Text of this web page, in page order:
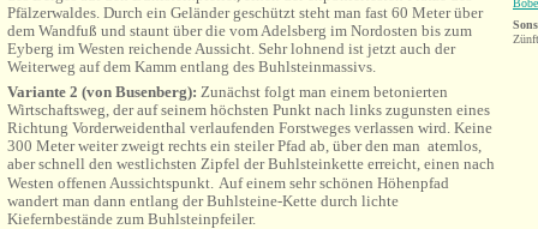
Pfälzerwaldes. Durch ein Geländer geschützt steht man fast 60 Meter über
dem Wandfuß und staunt über die vom Adelsberg im Nordosten bis zum
Eyberg im Westen reichende Aussicht. Sehr lohnend ist jetzt auch der
Weiterweg auf dem Kamm entlang des Buhlsteinmassivs.
Variante 2 (von Busenberg): Zunächst folgt man einem betonierten
Wirtschaftsweg, der auf seinem höchsten Punkt nach links zugunsten eines
Richtung Vorderweidenthal verlaufenden Forstweges verlassen wird. Keine
300 Meter weiter zweigt rechts ein steiler Pfad ab, über den man atemlos,
aber schnell den westlichsten Zipfel der Buhlsteinkette erreicht, einen nach
Westen offenen Aussichtspunkt. Auf einem sehr schönen Höhenpfad
wandert man dann entlang der Buhlsteine-Kette durch lichte
Kiefernbestände zum Buhlsteinpfeiler.